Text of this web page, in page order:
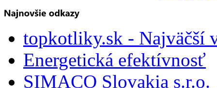
topkotliky.sk - Najväčší
Energetická efektívnosť
SIMACO Slovakia s.r.o.